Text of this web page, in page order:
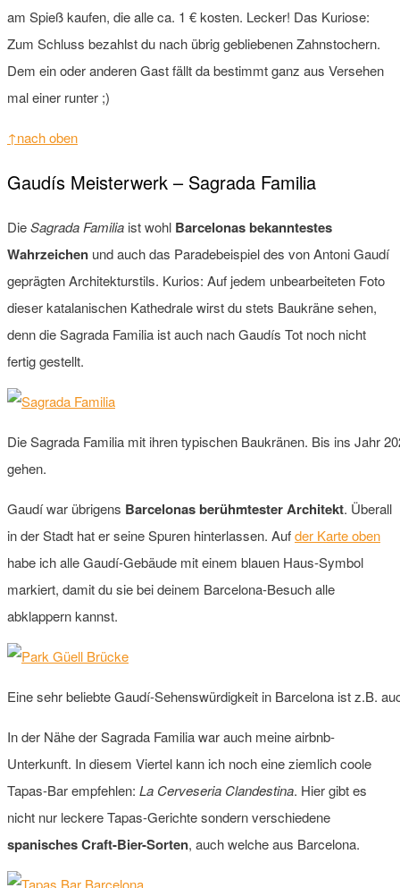
am Spieß kaufen, die alle ca. 1 € kosten. Lecker! Das Kuriose:
Zum Schluss bezahlst du nach übrig gebliebenen Zahnstochern.
Dem ein oder anderen Gast fällt da bestimmt ganz aus Versehen
mal einer runter ;)
↑nach oben
Gaudís Meisterwerk – Sagrada Familia
DieSagrada Familia ist wohl Barcelonas bekanntestes
Wahrzeichen und auch das Paradebeispiel des von Antoni Gaudí
geprägten Architekturstils. Kurios: Auf jedem unbearbeiteten Foto
dieser katalanischen Kathedrale wirst du stets Baukräne sehen,
denn die Sagrada Familia ist auch nach Gaudís Tot noch nicht
fertig gestellt.
Die Sagrada Familia mit ihren typischen Baukränen. Bis ins Jahr
gehen.
Gaudí war übrigens Barcelonas berühmtester Architekt. Überall
in der Stadt hat er seine Spuren hinterlassen. Aufder Karte oben
habe ich alle Gaudí-Gebäude mit einem blauen Haus-Symbol
markiert, damit du sie bei deinem Barcelona-Besuch alle
abklappern kannst.
Eine sehr beliebte Gaudí-Sehenswürdigkeit in Barcelona ist z.B.
In der Nähe der Sagrada Familia war auch meine airbnb-
Unterkunft. In diesem Viertel kann ich noch eine ziemlich coole
Tapas-Bar empfehlen: La Cerveseria Clandestina. Hier gibt es
nicht nur leckere Tapas-Gerichte sondern verschiedene
spanisches Craft-Bier-Sorten, auch welche aus Barcelona.